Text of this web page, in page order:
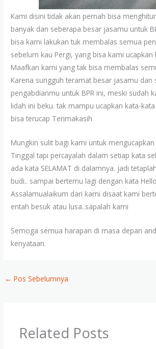
Kami disini tidak akan pernah bisa
banyak dan seberapa besar jasamu untuk
bisa kami lakukan tuk membalas semua
sebelum kau Pergi, yang bisa kami ucapkan
Maafkan kami yang tak bisa membalas
Karena sungguh teramat besar jasamu dan
pengabdianmu untuk BPR ini, meski sudah
lidah ini beku. tak mampu ucapkan kata-
bisa terucap Terimakasih
Mungkin sulit bagi kami untuk
Tinggal tapi percayalah dalam setiap kata
ada kata SELAMAT di dalamnya. jadi
budi.. sampai bertemu lagi dengan kata
Assalamualaikum dari kami disaat kami
entah besuk atau lusa..sapalah kami
Semoga semua harapan di masa depan
kenyataan.
← Pos Sebelumnya
Related Posts